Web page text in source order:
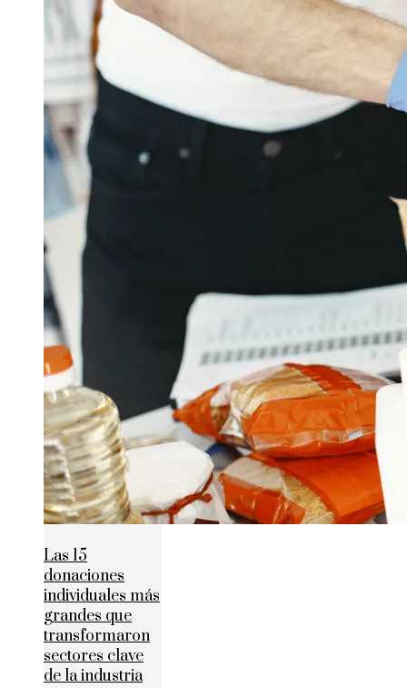
Las 15
donaciones
individuales más
grandes que
transformaron
sectores clave
de la industria